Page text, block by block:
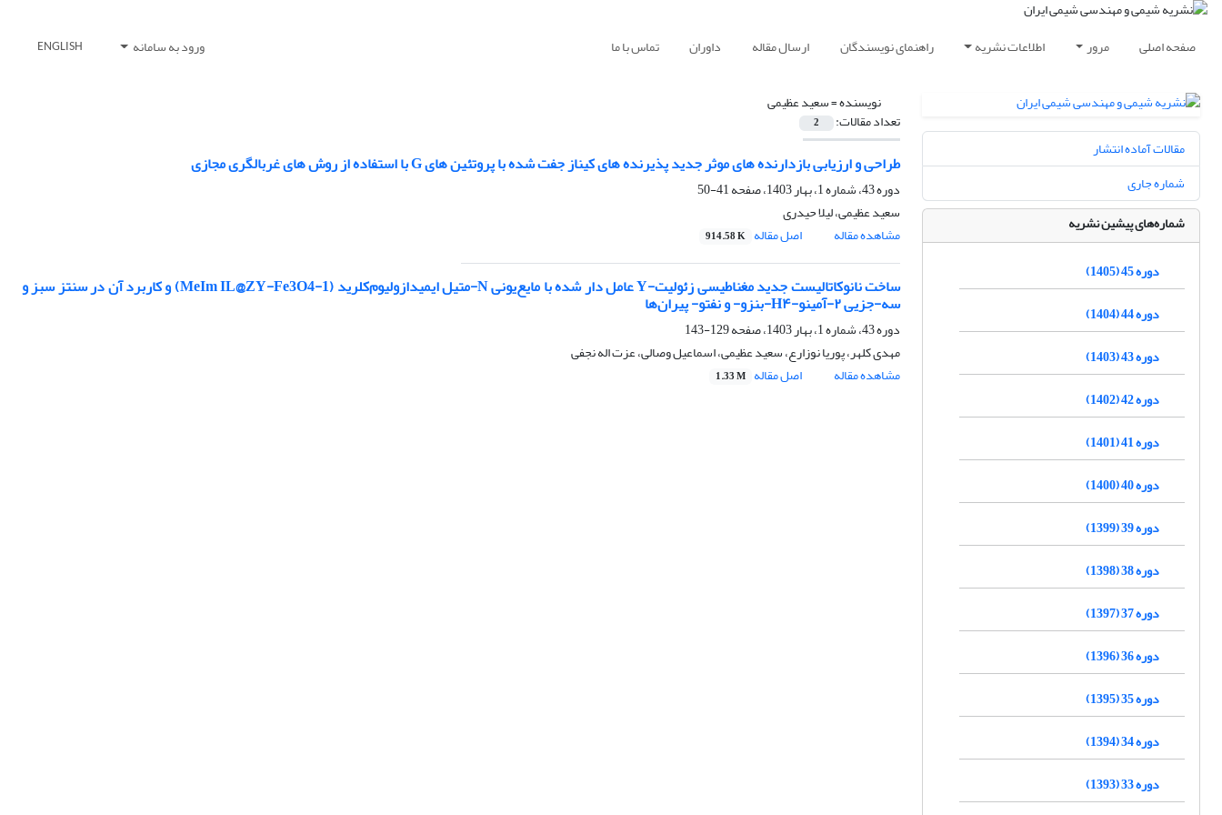
صفحه اصلی مرور اطلاعات نشریه راهنمای نویسندگان ارسال مقاله داوران تماس با ما ورود به سامانه ENGLISH
نویسنده =سعید عظیمی
تعداد مقالات: 2
طراحی و ارزیابی بازدارنده های موثر جدید پذیرنده های کیناز جفت شده با پروتئین های G با استفاده از روش های غربالگری مجازی
دوره 43، شماره 1، بهار 1403، صفحه
41-50
سعید عظیمی، لیلا حیدری
مشاهده مقاله
اصل مقاله 914.58 K
ساخت نانوکاتالیست جدید مغناطیسی زئولیت-Y عامل دار شده با مایع‌یونی N-متیل ایمیدازولیوم‌کلرید (1-MeIm IL@ZY-Fe3O4) و کاربرد آن در سنتز سبز و
سه-جزیی ۲-آمینو-H۴-بنزو- و نفتو- پیران‌ها
دوره 43، شماره 1، بهار 1403، صفحه
129-143
مهدی کلهر، پوریا نوزارع، سعید عظیمی، اسماعیل وصالی، عزت اله نجفی
مشاهده مقاله
اصل مقاله 1.33 M
مقالات آماده انتشار
شماره جاری
شماره‌های پیشین نشریه
دوره 45 (1405)
دوره 44 (1404)
دوره 43 (1403)
دوره 42 (1402)
دوره 41 (1401)
دوره 40 (1400)
دوره 39 (1399)
دوره 38 (1398)
دوره 37 (1397)
دوره 36 (1396)
دوره 35 (1395)
دوره 34 (1394)
دوره 33 (1393)